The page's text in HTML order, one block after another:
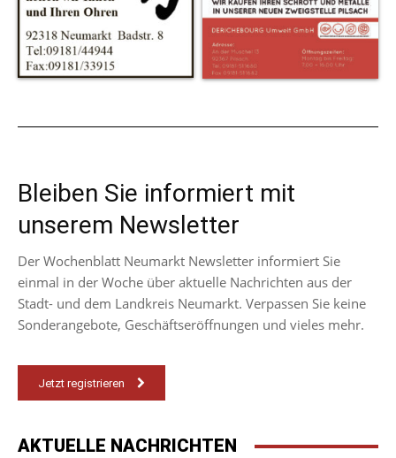
Bleiben Sie informiert mit
unserem Newsletter
Der Wochenblatt Neumarkt Newsletter informiert Sie
einmal in der Woche über aktuelle Nachrichten aus der
Stadt- und dem Landkreis Neumarkt. Verpassen Sie keine
Sonderangebote, Geschäftseröffnungen und vieles mehr.
Jetzt registrieren
AKTUELLE NACHRICHTEN